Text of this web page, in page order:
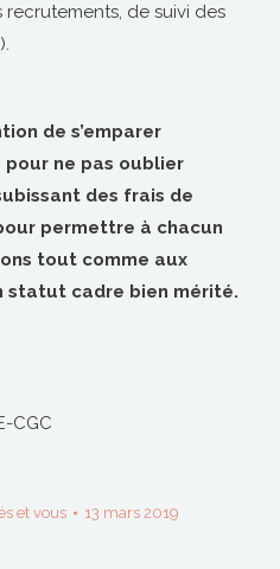
de suivi des
de s’emparer
ne pas oublier
des frais de
permettre à chacun
tout comme aux
statut cadre bien mérité.
CGC
et vous 13 mars 2019